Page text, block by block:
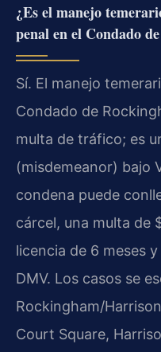
¿Es el manejo
penal en el Condado
Sí. El manejo
Condado de
multa de tráfico; es
(misdemeanor) bajo
condena puede
cárcel, una multa de
licencia de 6 meses
DMV. Los casos se
Rockingham/
Court Square,